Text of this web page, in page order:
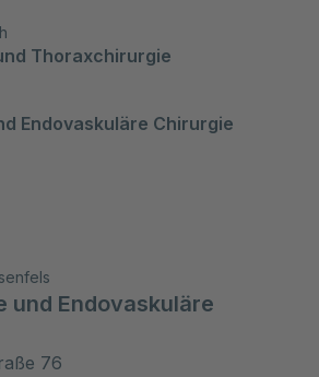
Thoraxchirurgie
Endovaskuläre Chirurgie
und Endovaskuläre
76